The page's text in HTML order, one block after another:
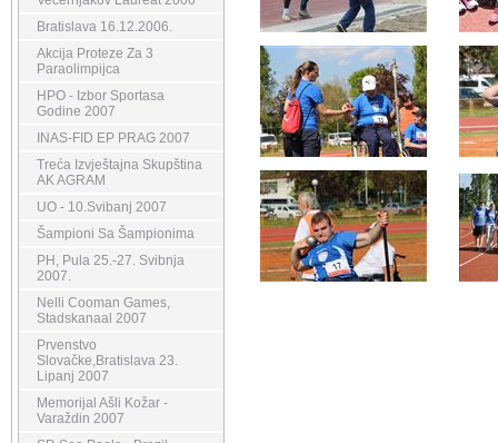
Bratislava 16.12.2006.
Akcija Proteze Za 3
Paraolimpijca
HPO - Izbor Sportasa
Godine 2007
INAS-FID EP PRAG 2007
Treća Izvještajna Skupština
AK AGRAM
UO - 10.Svibanj 2007
Šampioni Sa Šampionima
PH, Pula 25.-27. Svibnja
2007.
Nelli Cooman Games,
Stadskanaal 2007
Prvenstvo
Slovačke,Bratislava 23.
Lipanj 2007
Memorijal Ašli Kožar -
Varaždin 2007